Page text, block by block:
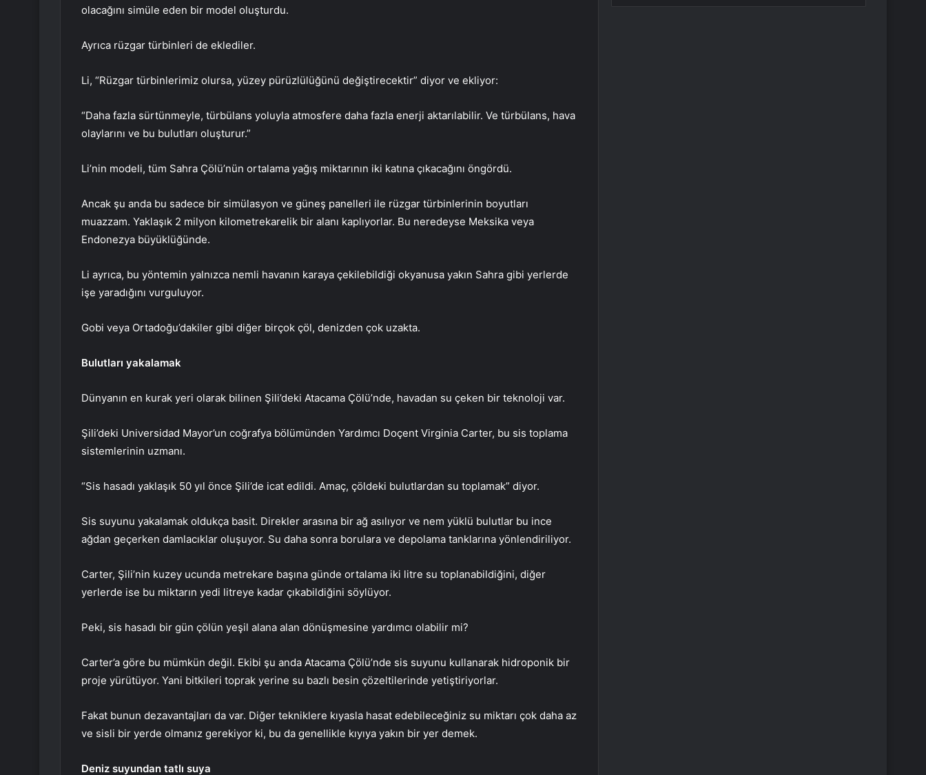
olacağını simüle eden bir model oluşturdu.
Ayrıca rüzgar türbinleri de eklediler.
Li, “Rüzgar türbinlerimiz olursa, yüzey pürüzlülüğünü değiştirecektir” diyor ve ekliyor:
“Daha fazla sürtünmeyle, türbülans yoluyla atmosfere daha fazla enerji aktarılabilir. Ve türbülans, hava
olaylarını ve bu bulutları oluşturur.”
Li’nin modeli, tüm Sahra Çölü’nün ortalama yağış miktarının iki katına çıkacağını öngördü.
Ancak şu anda bu sadece bir simülasyon ve güneş panelleri ile rüzgar türbinlerinin boyutları
muazzam. Yaklaşık 2 milyon kilometrekarelik bir alanı kaplıyorlar. Bu neredeyse Meksika veya
Endonezya büyüklüğünde.
Li ayrıca, bu yöntemin yalnızca nemli havanın karaya çekilebildiği okyanusa yakın Sahra gibi yerlerde
işe yaradığını vurguluyor.
Gobi veya Ortadoğu’dakiler gibi diğer birçok çöl, denizden çok uzakta.
Bulutları yakalamak
Dünyanın en kurak yeri olarak bilinen Şili’deki Atacama Çölü’nde, havadan su çeken bir teknoloji var.
Şili’deki Universidad Mayor’un coğrafya bölümünden Yardımcı Doçent Virginia Carter, bu sis toplama
sistemlerinin uzmanı.
“Sis hasadı yaklaşık 50 yıl önce Şili’de icat edildi. Amaç, çöldeki bulutlardan su toplamak” diyor.
Sis suyunu yakalamak oldukça basit. Direkler arasına bir ağ asılıyor ve nem yüklü bulutlar bu ince
ağdan geçerken damlacıklar oluşuyor. Su daha sonra borulara ve depolama tanklarına yönlendiriliyor.
Carter, Şili’nin kuzey ucunda metrekare başına günde ortalama iki litre su toplanabildiğini, diğer
yerlerde ise bu miktarın yedi litreye kadar çıkabildiğini söylüyor.
Peki, sis hasadı bir gün çölün yeşil alana alan dönüşmesine yardımcı olabilir mi?
Carter’a göre bu mümkün değil. Ekibi şu anda Atacama Çölü’nde sis suyunu kullanarak hidroponik bir
proje yürütüyor. Yani bitkileri toprak yerine su bazlı besin çözeltilerinde yetiştiriyorlar.
Fakat bunun dezavantajları da var. Diğer tekniklere kıyasla hasat edebileceğiniz su miktarı çok daha az
ve sisli bir yerde olmanız gerekiyor ki, bu da genellikle kıyıya yakın bir yer demek.
Deniz suyundan tatlı suya